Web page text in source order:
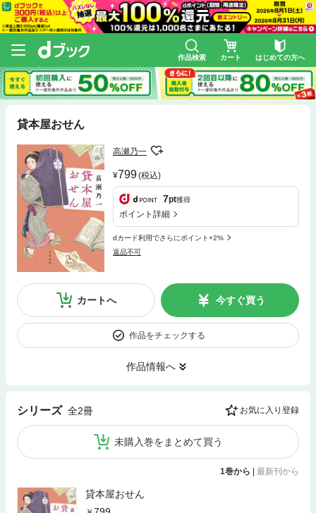
作品検索 カート はじめての方へ
貸本屋おせん
高瀬乃一
799(税込)
7pt獲得
ポイント詳細
dカード利用でさらにポイント+2%
返品不可
カートへ 今すぐ買う
作品をチェックする
作品情報へ
シリーズ 全2冊 お気に入り登録
未購入巻をまとめて買う
1巻から | 最新刊から
貸本屋おせん